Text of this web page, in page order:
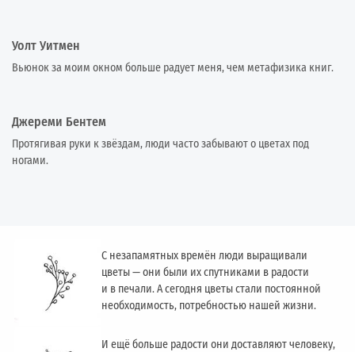
Уолт Уитмен
Вьюнок за моим окном больше радует меня, чем метафизика книг.
Джереми Бентем
Протягивая руки к звёздам, люди часто забывают о цветах под
ногами.
С незапамятных времён люди выращивали
цветы — они были их спутниками в радости
и в печали. А сегодня цветы стали постоянной
необходимость, потребностью нашей жизни.
И ещё больше радости они доставляют человеку,